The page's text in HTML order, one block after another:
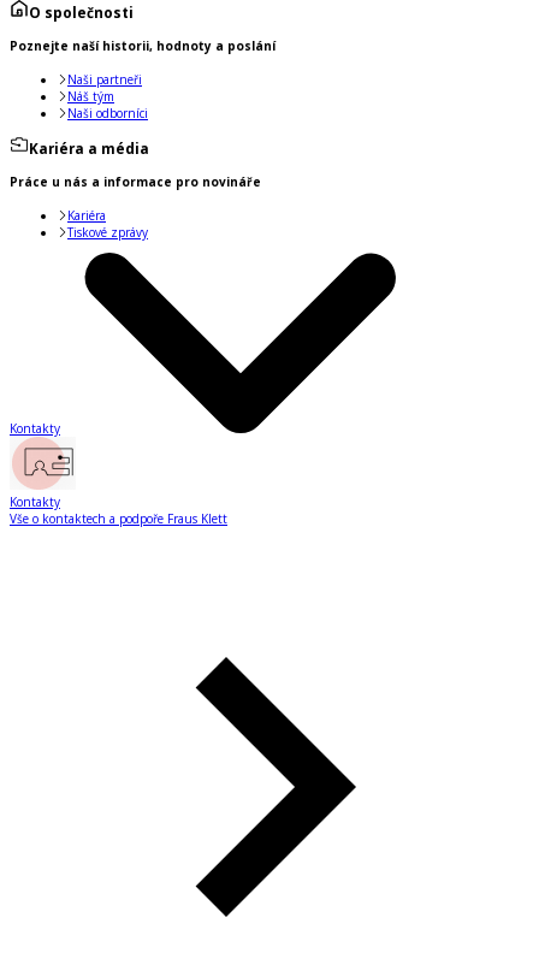
O společnosti
Poznejte naší historii, hodnoty a poslání
Naši partneři
Náš tým
Naši odborníci
Kariéra a média
Práce u nás a informace pro novináře
Kariéra
Tiskové zprávy
Kontakty
Kontakty
Vše o kontaktech a podpoře Fraus Klett